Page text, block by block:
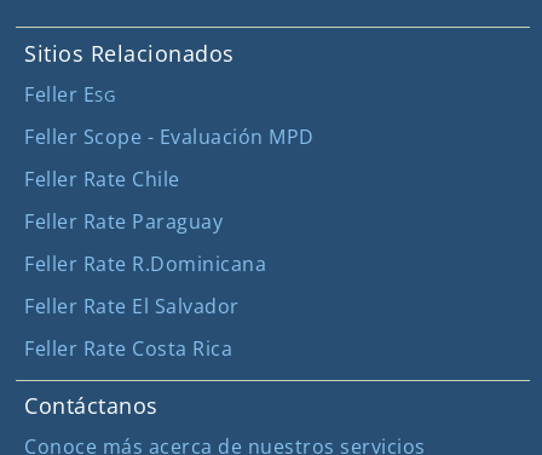
Sitios Relacionados
Feller ESG
Feller Scope - Evaluación MPD
Feller Rate Chile
Feller Rate Paraguay
Feller Rate R.Dominicana
Feller Rate El Salvador
Feller Rate Costa Rica
Contáctanos
Conoce más acerca de nuestros servicios